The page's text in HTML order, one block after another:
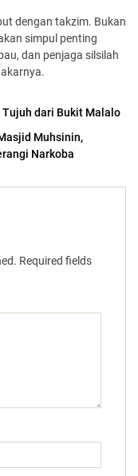
dengan takzim. Bukan
simpul penting
dan penjaga silsilah
dari Bukit Malalo
Muhsinin,
Narkoba
Required fields